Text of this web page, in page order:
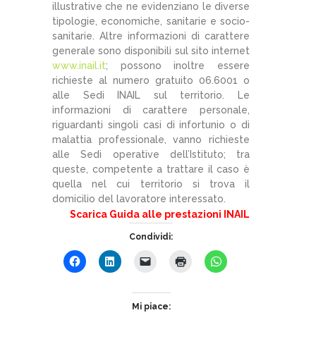
illustrative che ne evidenziano le diverse
tipologie, economiche, sanitarie e socio-
sanitarie. Altre informazioni di carattere
generale sono disponibili sul sito internet
www.inail.it; possono inoltre essere
richieste al numero gratuito 06.6001 o
alle Sedi INAIL sul territorio. Le
informazioni di carattere personale,
riguardanti singoli casi di infortunio o di
malattia professionale, vanno richieste
alle Sedi operative dell’Istituto; tra
queste, competente a trattare il caso è
quella nel cui territorio si trova il
domicilio del lavoratore interessato.
Scarica Guida alle prestazioni INAIL
Condividi:
Mi piace: